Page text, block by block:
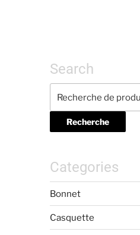
Search
Recherche
Categories
Bonnet
Casquette